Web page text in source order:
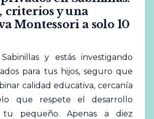
criterios y una
Montessori a solo 10
y estás investigando
para tus hijos, seguro que
calidad educativa, cercanía
que respete el desarrollo
pequeño. Apenas a diez